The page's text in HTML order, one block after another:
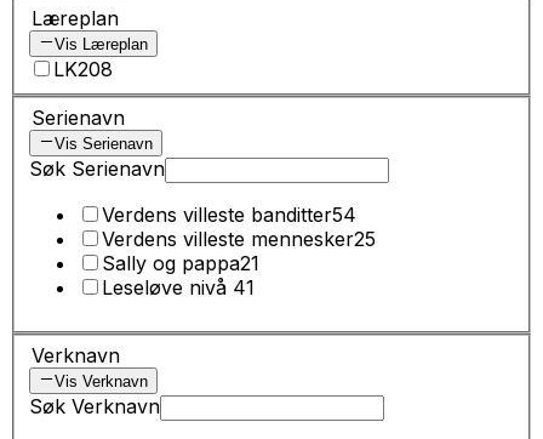
Læreplan
Vis Læreplan
LK208
Serienavn
Vis Serienavn
Søk Serienavn
Verdens villeste banditter54
Verdens villeste mennesker25
Sally og pappa21
Leseløve nivå 41
Verknavn
Vis Verknavn
Søk Verknavn